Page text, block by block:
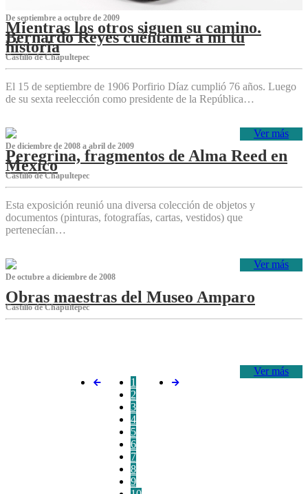
De septiembre a octubre de 2009
Mientras los otros siguen su camino.
Bernardo Reyes cuéntame a mí tu
historia
Castillo de Chapultepec
El 15 de septiembre de 1906 Porfirio Díaz cumplió 76 años. Luego
de su sexta reelección como presidente de la República…
Ver más
De diciembre de 2008 a abril de 2009
Peregrina, fragmentos de Alma Reed en
México
Castillo de Chapultepec
Esta exposición reunió una diversa colección de objetos y
documentos (pinturas, fotografías, cartas, vestidos) que
pertenecían…
Ver más
De octubre a diciembre de 2008
Obras maestras del Museo Amparo
Castillo de Chapultepec
Ver más
1
2
3
4
5
6
7
8
9